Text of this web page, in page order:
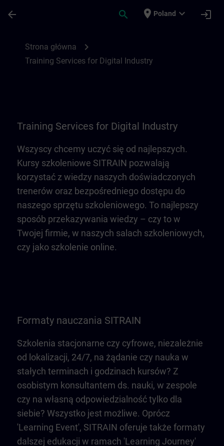
arrow_back search place Poland expand_more login
Strona główna chevron_right
Training Services for Digital Industry
Training Services for Digital Industry
Wszyscy chcemy uczyć się od najlepszych.
Kursy szkoleniowe SITRAIN pozwalają
korzystać z wiedzy naszych doświadczonych
trenerów oraz bezpośredniego dostępu do
naszego sprzętu szkoleniowego. To najlepszy
sposób przekazywania wiedzy – czy to w
Twojej firmie, w naszych salach szkoleniowych,
czy jako szkolenie online.
Formaty nauczania SITRAIN
Szkolenia stacjonarne czy cyfrowe, niezależnie
od lokalizacji, 24/7, na żądanie czy nauka w
stałych terminach i godzinach kursów? Z
osobistym konsultantem ds. nauki, w zespole
czy na własną odpowiedzialność tylko dla
siebie? Wszystko jest możliwe. Oprócz
'Learning Event', SITRAIN oferuje także formaty
dalszej edukacji w ramach 'Learning Journey'